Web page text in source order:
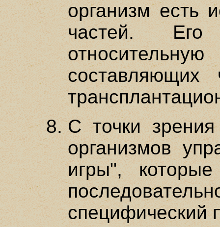
организм есть
частей.
составляющих
С точки
организмов
игры",
специфический